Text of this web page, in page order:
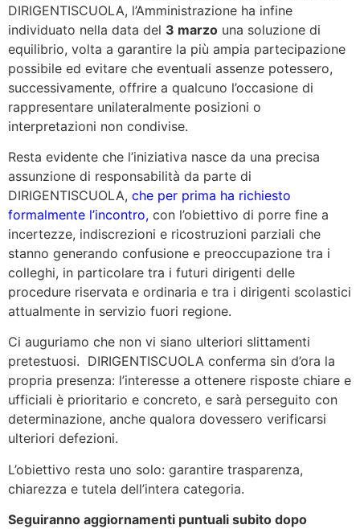
DIRIGENTISCUOLA, l’Amministrazione ha infine
individuato nella data del 3 marzo una soluzione di
equilibrio, volta a garantire la più ampia partecipazione
possibile ed evitare che eventuali assenze potessero,
successivamente, offrire a qualcuno l’occasione di
rappresentare unilateralmente posizioni o
interpretazioni non condivise.
Resta evidente che l’iniziativa nasce da una precisa
assunzione di responsabilità da parte di
DIRIGENTISCUOLA, che per prima ha richiesto
formalmente l’incontro, con l’obiettivo di porre fine a
incertezze, indiscrezioni e ricostruzioni parziali che
stanno generando confusione e preoccupazione tra i
colleghi, in particolare tra i futuri dirigenti delle
procedure riservata e ordinaria e tra i dirigenti scolastici
attualmente in servizio fuori regione.
Ci auguriamo che non vi siano ulteriori slittamenti
pretestuosi. DIRIGENTISCUOLA conferma sin d’ora la
propria presenza: l’interesse a ottenere risposte chiare e
ufficiali è prioritario e concreto, e sarà perseguito con
determinazione, anche qualora dovessero verificarsi
ulteriori defezioni.
L’obiettivo resta uno solo: garantire trasparenza,
chiarezza e tutela dell’intera categoria.
Seguiranno aggiornamenti puntuali subito dopo